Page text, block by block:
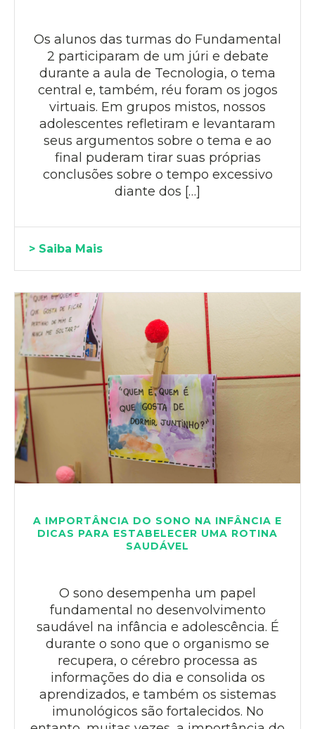
Os alunos das turmas do Fundamental
2 participaram de um júri e debate
durante a aula de Tecnologia, o tema
central e, também, réu foram os jogos
virtuais. Em grupos mistos, nossos
adolescentes refletiram e levantaram
seus argumentos sobre o tema e ao
final puderam tirar suas próprias
conclusões sobre o tempo excessivo
diante dos […]
> Saiba Mais
A IMPORTÂNCIA DO SONO NA INFÂNCIA E
DICAS PARA ESTABELECER UMA ROTINA
SAUDÁVEL
O sono desempenha um papel
fundamental no desenvolvimento
saudável na infância e adolescência. É
durante o sono que o organismo se
recupera, o cérebro processa as
informações do dia e consolida os
aprendizados, e também os sistemas
imunológicos são fortalecidos. No